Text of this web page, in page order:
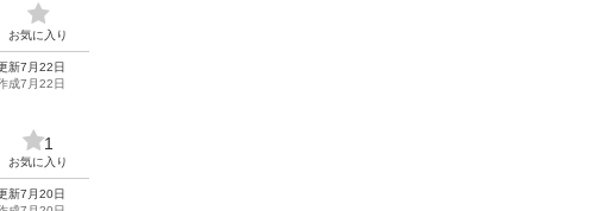
お気に入り
新7月22日
成7月22日
1
お気に入り
新7月20日